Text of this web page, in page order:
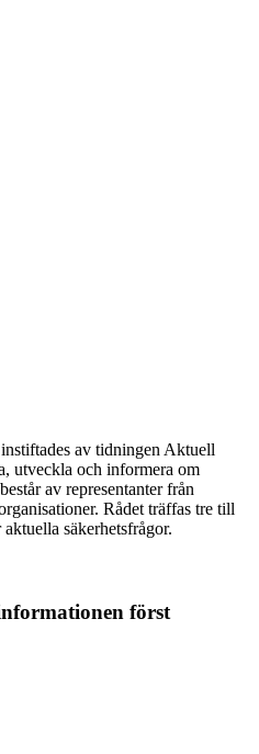
av tidningen Aktuell
utveckla och informera om
av representanter från
Rådet träffas tre till
säkerhetsfrågor.
först